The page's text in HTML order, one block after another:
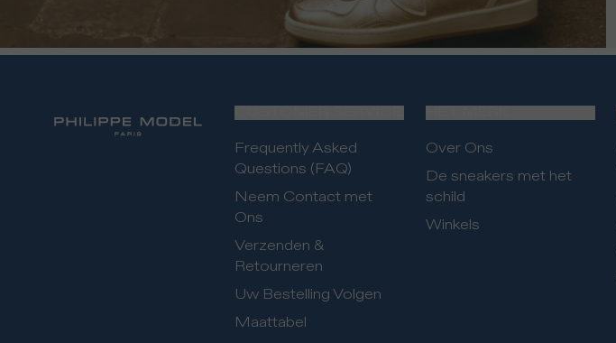
Frequently Asked
Questions (FAQ)
Neem Contact met
Ons
Verzenden &
Retourneren
Uw Bestelling Volgen
Maattabel
Over Ons
De sneakers met het
schild
Winkels